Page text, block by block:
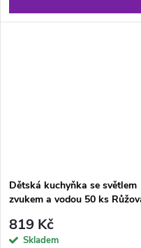
Dětská kuchyňka se světlem
zvukem a vodou 50 ks
819 Kč
Skladem